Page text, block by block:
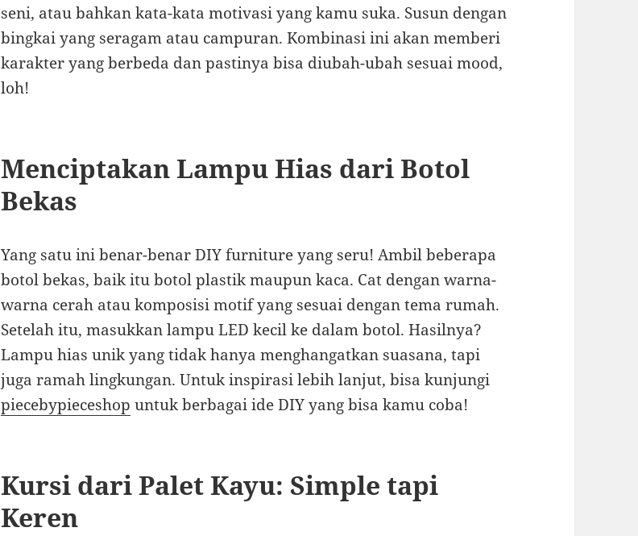
seni, atau bahkan kata-kata motivasi yang kamu suka. Susun dengan
bingkai yang seragam atau campuran. Kombinasi ini akan memberi
karakter yang berbeda dan pastinya bisa diubah-ubah sesuai mood,
loh!
Menciptakan Lampu Hias dari Botol
Bekas
Yang satu ini benar-benar DIY furniture yang seru! Ambil beberapa
botol bekas, baik itu botol plastik maupun kaca. Cat dengan warna-
warna cerah atau komposisi motif yang sesuai dengan tema rumah.
Setelah itu, masukkan lampu LED kecil ke dalam botol. Hasilnya?
Lampu hias unik yang tidak hanya menghangatkan suasana, tapi
juga ramah lingkungan. Untuk inspirasi lebih lanjut, bisa kunjungi
piecebypieceshop untuk berbagai ide DIY yang bisa kamu coba!
Kursi dari Palet Kayu: Simple tapi
Keren